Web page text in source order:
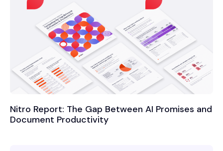
Nitro Report: The Gap Between AI Promises and
Document Productivity